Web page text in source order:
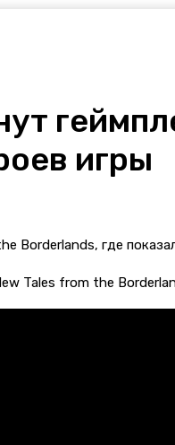
игры
Tales from the